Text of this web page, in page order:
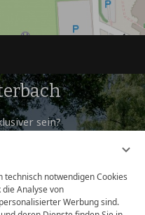
notwendigen Cookies
Analyse von
Werbung sind.
sein?
wir den Gutshof